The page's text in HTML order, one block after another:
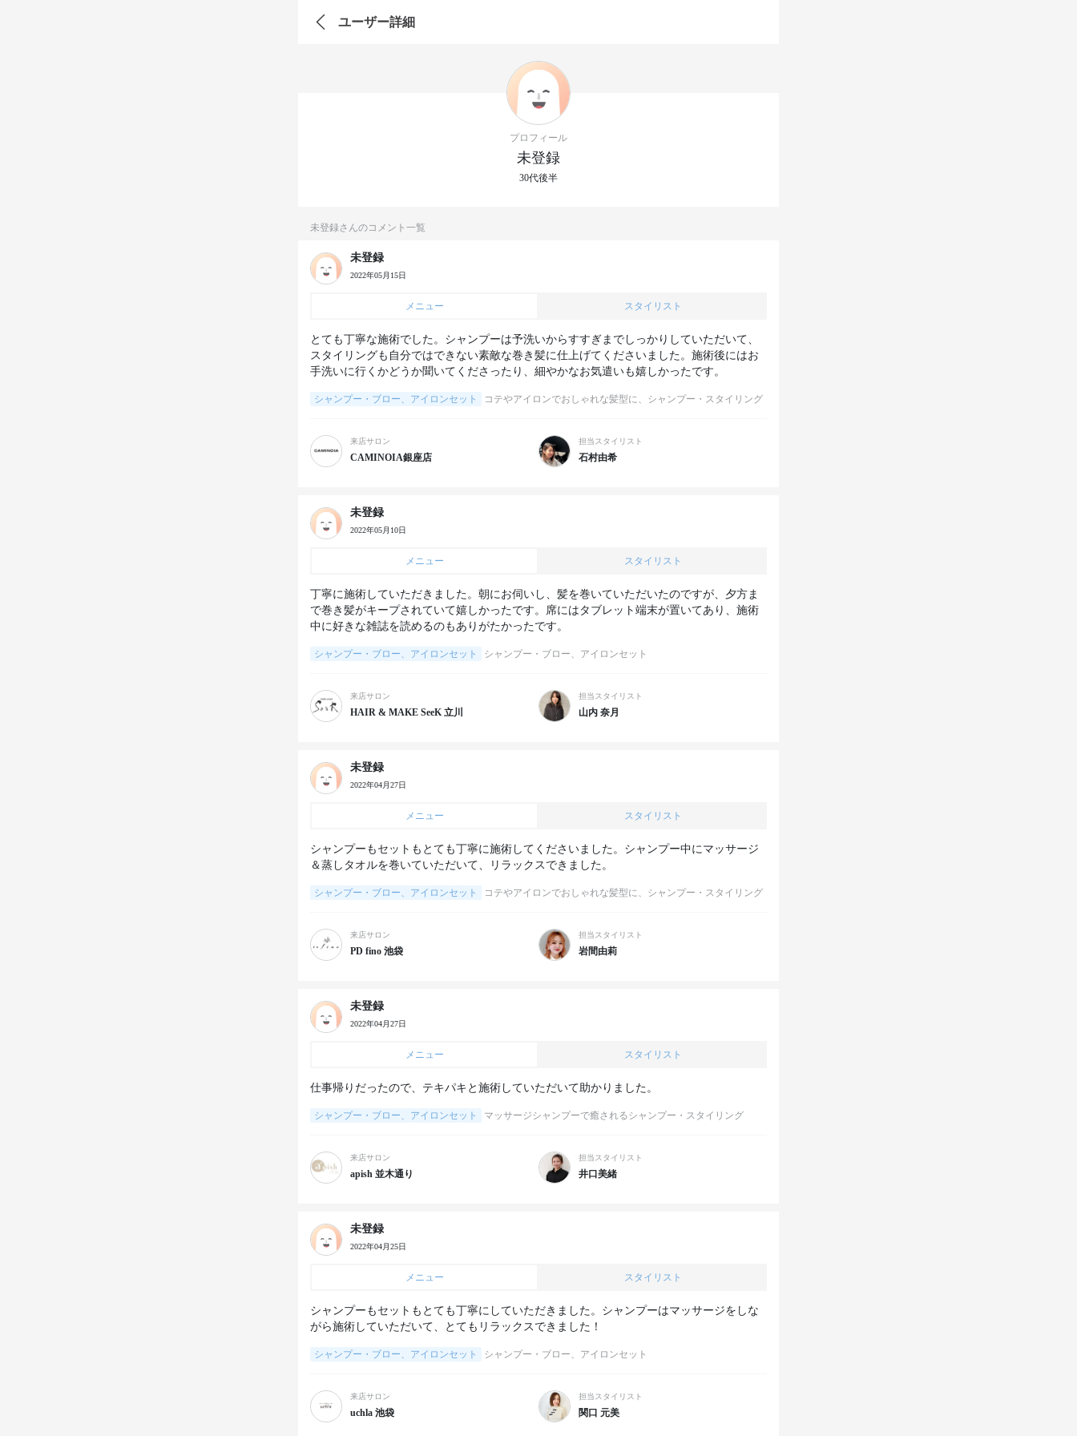
ユーザー詳細
プロフィール
未登録
30代後半
未登録さんのコメント一覧
未登録
2022年05月15日
メニュー スタイリスト
とても丁寧な施術でした。シャンプーは予洗いからすすぎまでしっかりしていただいて、
スタイリングも自分ではできない素敵な巻き髪に仕上げてくださいました。施術後にはお
手洗いに行くかどうか聞いてくださったり、細やかなお気遣いも嬉しかったです。
シャンプー・ブロー、アイロンセット コテやアイロンでおしゃれな髪型に、シャンプー・スタイリング
来店サロン
CAMINOIA銀座店
担当スタイリスト
石村由希
未登録
2022年05月10日
メニュー スタイリスト
丁寧に施術していただきました。朝にお伺いし、髪を巻いていただいたのですが、夕方ま
で巻き髪がキープされていて嬉しかったです。席にはタブレット端末が置いてあり、施術
中に好きな雑誌を読めるのもありがたかったです。
シャンプー・ブロー、アイロンセット シャンプー・ブロー、アイロンセット
来店サロン
HAIR & MAKE SeeK 立川
担当スタイリスト
山内 奈月
未登録
2022年04月27日
メニュー スタイリスト
シャンプーもセットもとても丁寧に施術してくださいました。シャンプー中にマッサージ
シャンプー・ブロー、アイロンセット コテやアイロンでおしゃれな髪型に、シャンプー・スタイリング
来店サロン
PD fino 池袋
担当スタイリスト
岩間由莉
未登録
2022年04月27日
メニュー スタイリスト
シャンプー・ブロー、アイロンセット マッサージシャンプーで癒されるシャンプー・スタイリング
来店サロン
apish 並木通り
担当スタイリスト
井口美緒
未登録
2022年04月25日
メニュー スタイリスト
シャンプーもセットもとても丁寧にしていただきました。シャンプーはマッサージをしな
がら施術していただいて、とてもリラックスできました！
シャンプー・ブロー、アイロンセット シャンプー・ブロー、アイロンセット
来店サロン
uchla 池袋
担当スタイリスト
関口 元美